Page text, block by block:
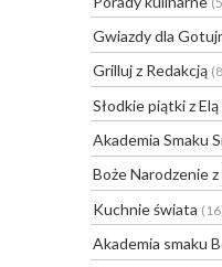
Gwiazdy dla
Grilluj z Redakcją
Słodkie piątki z Elą
Akademia Smaku
Boże Narodzenie z
Kuchnie świata
Akademia smaku